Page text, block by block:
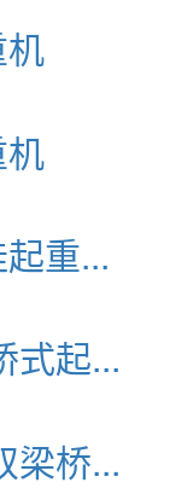
重...
式起...
梁桥...